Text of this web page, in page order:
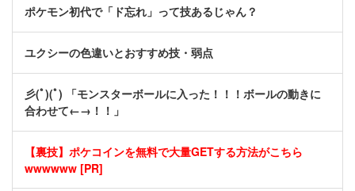
ポケモン初代で「ド忘れ」って技あるじゃん？
ユクシーの色違いとおすすめ技・弱点
彡(ﾟ)(ﾟ) 「モンスターボールに入った！！！ボールの動きに
合わせて←→！！」
【裏技】ポケコインを無料で大量GETする方法がこちら
wwwwww [PR]